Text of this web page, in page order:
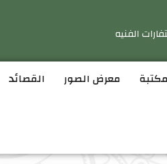
الفنيه
معرض الصور القصائد